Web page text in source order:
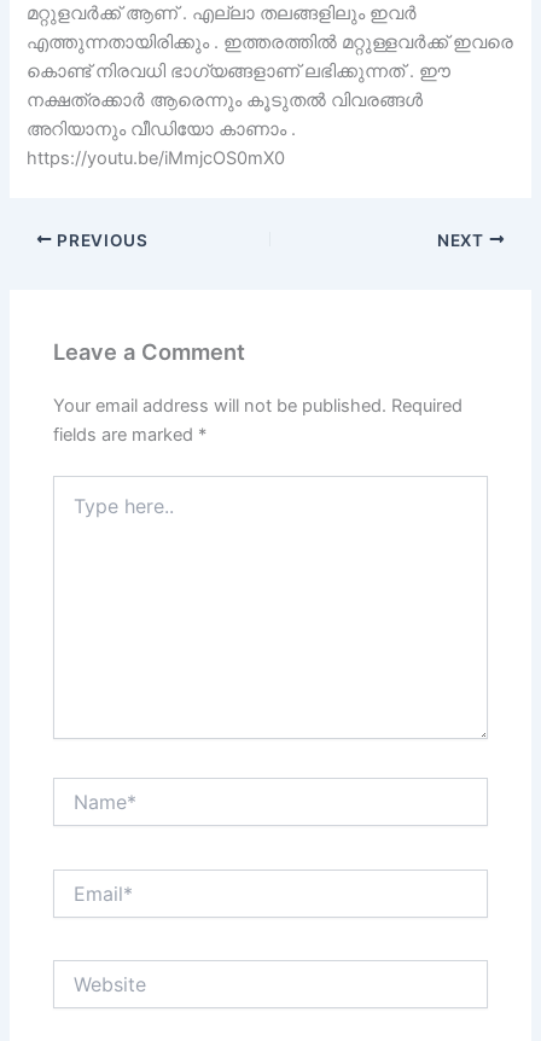
മറ്റുളവർക്ക് ആണ് . എല്ലാ തലങ്ങളിലും ഇവർ
എത്തുന്നതായിരിക്കും . ഇത്തരത്തിൽ മറ്റുള്ളവർക്ക് ഇവരെ
കൊണ്ട് നിരവധി ഭാഗ്യങ്ങളാണ് ലഭിക്കുന്നത് . ഈ
നക്ഷത്രക്കാർ ആരെന്നും കൂടുതൽ വിവരങ്ങൾ
അറിയാനും വീഡിയോ കാണാം .
https://youtu.be/iMmjcOS0mX0
PREVIOUS NEXT
Leave a Comment
Your email address will not be published. Required
fields are marked *
here..